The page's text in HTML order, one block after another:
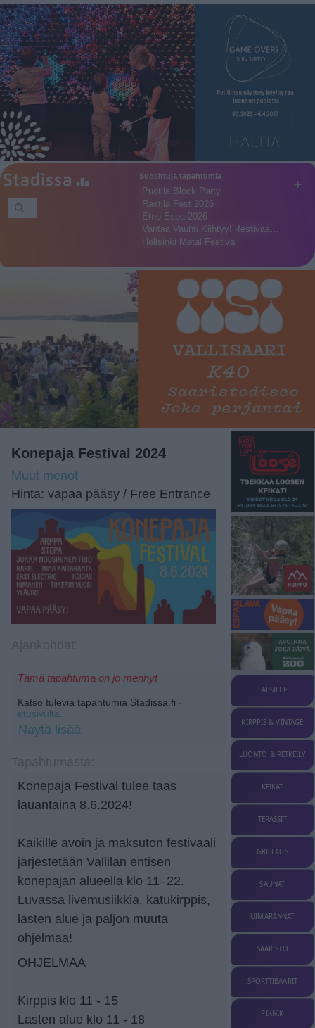
+
Suosittuja tapahtumia
Puotila Block Party
Rastila Fest 2026
Etno-Espa 2026
Vantaa Vauhti Kiihtyy! -festivaa…
Hellsinki Metal Festival
Konepaja Festival 2024
Muut menot
Hinta: vapaa pääsy / Free Entrance
Tämä tapahtuma on jo mennyt
Katso tulevia tapahtumia Stadissa.fi -
etusivulta.
Näytä lisää
Konepaja Festival tulee taas
lauantaina 8.6.2024!
Kaikille avoin ja maksuton festivaali
järjestetään Vallilan entisen
konepajan alueella klo 11–22.
Luvassa livemusiikkia, katukirppis,
lasten alue ja paljon muuta
ohjelmaa!
OHJELMAA
Kirppis klo 11 - 15
Lasten alue klo 11 - 18
LAPSILLE
KIRPPIS & VINTAGE
LUONTO & RETKEILY
KEIKAT
TERASSIT
GRILLAUS
SAUNAT
UIMARANNAT
SAARISTO
SPORTTIBAARIT
PIKNIK